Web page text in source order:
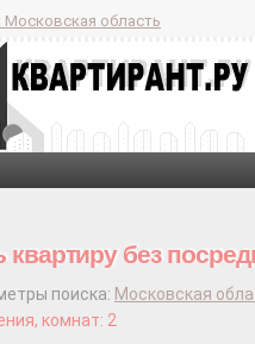
Московская область
квартиру без
поиска: Московская
комнат: 2